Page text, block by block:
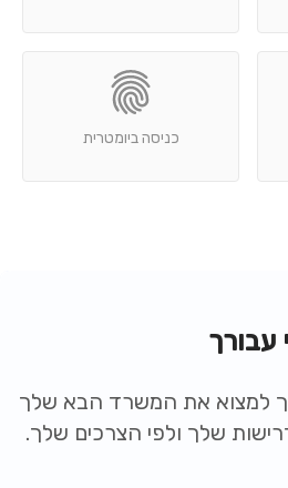
כניסה ביומטרית
עבורך
לך למצוא את המשרד הבא שלך
שלך ולפי הצרכים שלך.